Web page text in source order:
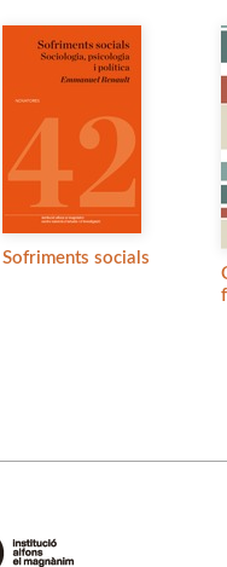
Sofriments socials